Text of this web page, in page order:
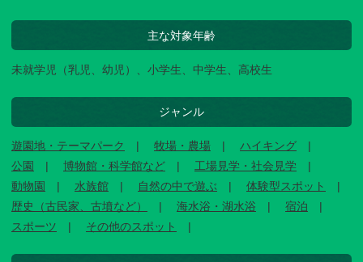
主な対象年齢
未就学児（乳児、幼児）、小学生、中学生、高校生
ジャンル
遊園地・テーマパーク 牧場・農場
ハイキング
公園
博物館・科学館など
工場見学・社会見学
動物園
水族館 自然の中で遊ぶ
体験型スポット
歴史（古民家、古墳など）
海水浴・湖水浴
宿泊
スポーツ
その他のスポット